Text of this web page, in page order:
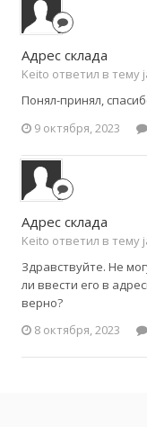
Адрес склада
Keito ответил в тему
Понял-принял,
9 октября, 2023
Адрес склада
Keito ответил в тему
Здравствуйте. Не
ли ввести его в
верно?
8 октября, 2023